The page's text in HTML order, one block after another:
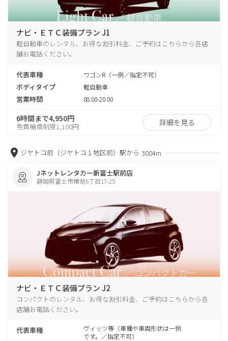
ナビ・ＥＴＣ装備プラン J1
軽自動車のレンタル、お得な割引料金、ご予約はこちらから各店
舗お電話ください。
代表車種 ワゴンR（一例／指定不可）
ボディタイプ 軽自動車
営業時間 08:00-20:00
6時間まで4,950円
免責補償制度1,100円 詳細を見る
ジヤトコ前（ジヤトコ１地区前）駅から 3004m
Jネットレンタカー新富士駅前店
静岡県富士市横割6丁目17-25
ナビ・ＥＴＣ装備プラン J2
コンパクトのレンタル、お得な割引料金、ご予約はこちらから各
店舗お電話ください。
代表車種
ヴィッツ等（車種や車両形状は一例
です。／指定不可）